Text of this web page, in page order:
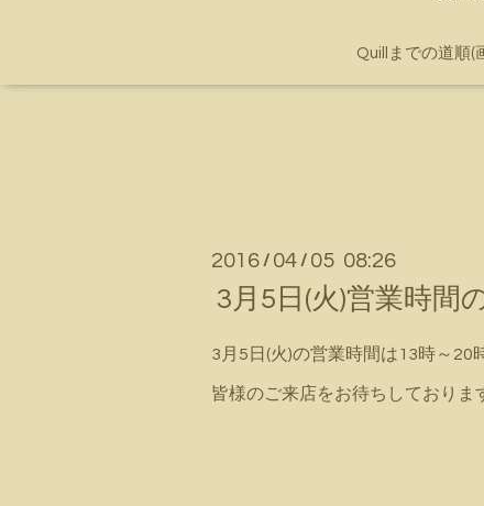
Quillまでの道順(
2016 / 04 / 05 08:26
3月5日(火)営業時間
3月5日(火)の営業時間は13時～20
皆様のご来店をお待ちしておりま